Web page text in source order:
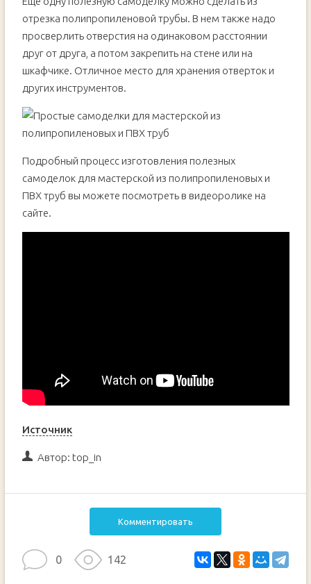
отрезка полипропиленовой трубы. В нем также надо
просверлить отверстия на одинаковом расстоянии
друг от друга, а потом закрепить на стене или на
шкафчике. Отличное место для хранения отверток и
других инструментов.
Подробный процесс изготовления полезных
самоделок для мастерской из полипропиленовых и
ПВХ труб вы можете посмотреть в видеоролике на
сайте.
Источник
Автор: top_in
Комментировать
0 142